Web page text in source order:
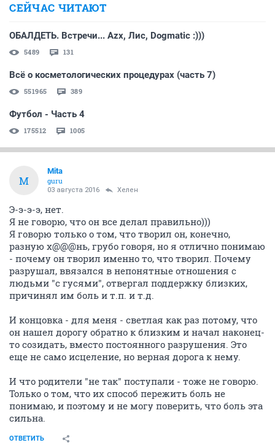
СЕЙЧАС ЧИТАЮТ
ОБАЛДЕТЬ. Встречи... Azx, Лис, Dogmatic :)))
5489 131
Всё о косметологических процедурах (часть 7)
551965 389
Футбол - Часть 4
175512 1005
M
Mita
guru
03 августа 2016 Хелен
Э-э-э-э, нет.
Я не говорю, что он все делал правильно)))
Я говорю только о том, что творил он, конечно,
разную х@@@нь, грубо говоря, но я отлично понимаю
- почему он творил именно то, что творил. Почему
разрушал, ввязался в непонятные отношения с
людьми "с гусями", отвергал поддержку близких,
причинял им боль и т.п. и т.д.
И концовка - для меня - светлая как раз потому, что
он нашел дорогу обратно к близким и начал наконец-
то созидать, вместо постоянного разрушения. Это
еще не само исцеление, но верная дорога к нему.
И что родители "не так" поступали - тоже не говорю.
Только о том, что их способ пережить боль не
понимаю, и поэтому и не могу поверить, что боль эта
сильна.
ОТВЕТИТЬ